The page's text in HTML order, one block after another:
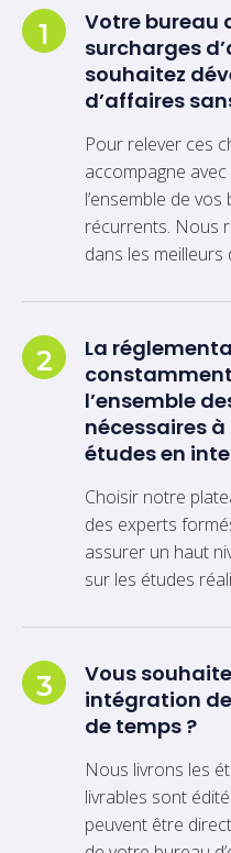
1
Votre bureau
surcharges
souhaitez
d’affaires
Pour relever ces
accompagne
l’ensemble de
récurrents. Nous
dans les meilleurs
2
La
l’ensemble
nécessaires
études en
Choisir notre
des experts
assurer un haut
sur les études
3
Vous
intégration
de temps ?
Nous livrons les
livrables sont
peuvent être